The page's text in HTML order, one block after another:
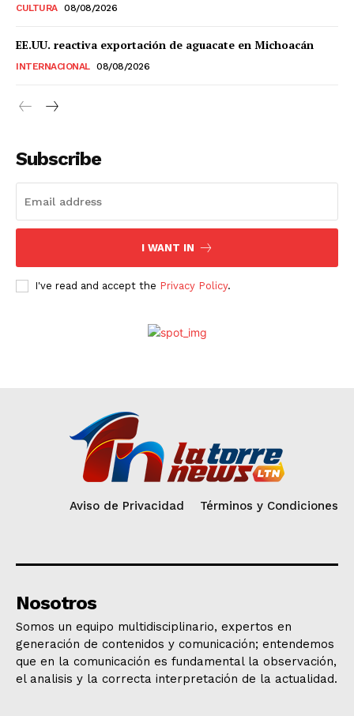
CULTURA 08/08/2026
EE.UU. reactiva exportación de aguacate en Michoacán
INTERNACIONAL 08/08/2026
Subscribe
I WANT IN
I've read and accept the Privacy Policy.
Aviso de Privacidad Términos y Condiciones
Nosotros
Somos un equipo multidisciplinario, expertos en
generación de contenidos y comunicación; entendemos
que en la comunicación es fundamental la observación,
el analisis y la correcta interpretación de la actualidad.